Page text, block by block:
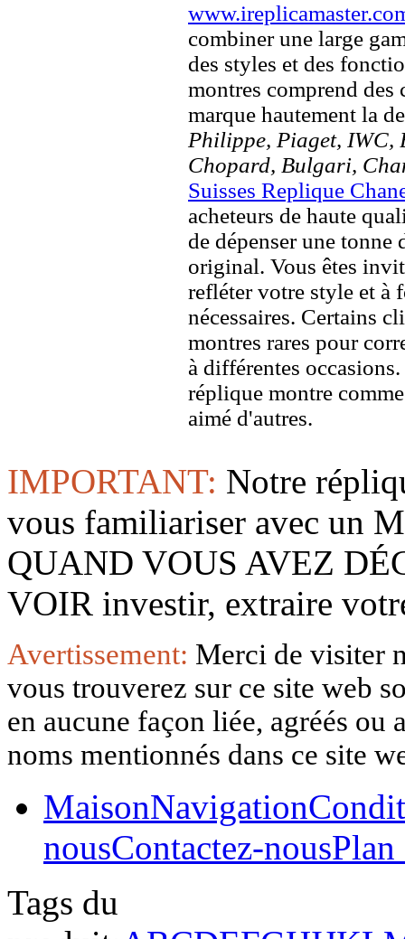
combiner une large
des styles et des
montres comprend des
marque hautement la
Philippe, Piaget, IWC,
Chopard, Bulgari,
Suisses Replique
acheteurs de haute
de dépenser une
original. Vous êtes
refléter votre style et à
nécessaires. Certains
montres rares pour
à différentes
réplique montre
aimé d'autres.
IMPORTANT: Notre
vous familiariser avec un
QUAND VOUS AVEZ
VOIR investir, extraire
Avertissement: Merci de visiter
vous trouverez sur ce site web
en aucune façon liée, agréés
noms mentionnés dans ce site
MaisonNavigation
nousContactez-nousPlan
Tags du